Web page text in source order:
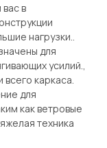
в
нагрузки..
для
усилий.,
каркаса.
для
как ветровые
техника